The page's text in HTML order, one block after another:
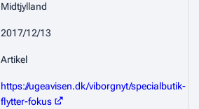
Midtjylland
2017/12/13
Artikel
https://ugeavisen.dk/viborgnyt/specialbutik-
flytter-fokus